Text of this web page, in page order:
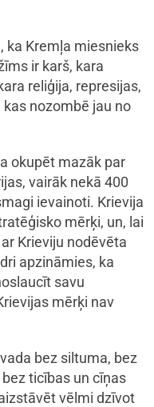
ka Kremļa miesnieks
ir karš, kara
reliģija, represijas,
nozombē jau no
okupēt mazāk par
vairāk nekā 400
ievainoti. Krievija
mērķi, un, lai
Krieviju nodēvēta
apzināmies, ka
savu
mērķi nav
bez siltuma, bez
ticības un cīņas
vēlmi dzīvot